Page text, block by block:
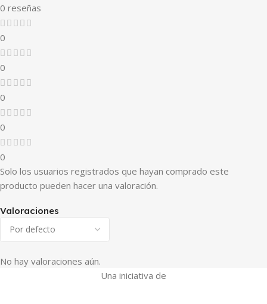
0 reseñas
0
0
0
0
0
Valoraciones
No hay valoraciones aún.
Solo los usuarios registrados que hayan comprado este
producto pueden hacer una valoración.
Una iniciativa de